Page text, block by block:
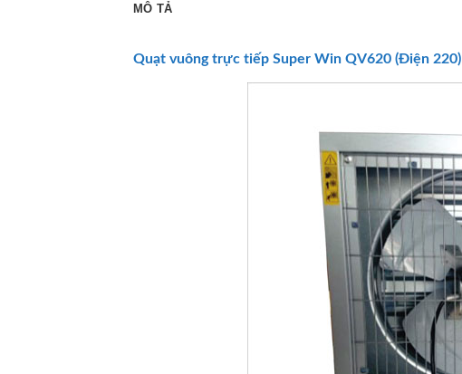
MÔ TẢ
Quạt vuông trực tiếp Super Win QV620 (Điện 220)